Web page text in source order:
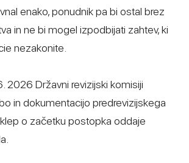
enako, ponudnik pa bi ostal brez
in ne bi mogel izpodbijati zahtev, ki
nezakonite.
2026 Državni revizijski komisiji
in dokumentacijo predrevizijskega
o začetku postopka oddaje